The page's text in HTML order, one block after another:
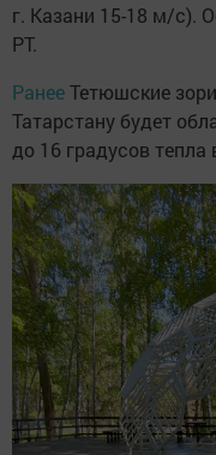
г. Казани 15-18 м/с).
РТ.
РанееТетюшские
Татарстану будет
до 16 градусов тепла